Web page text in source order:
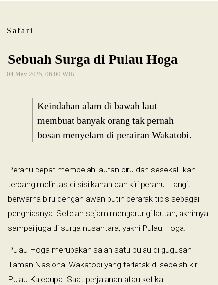
Safari
Sebuah Surga di Pulau Hoga
04 May 2025, 06:00 WIB
Keindahan alam di bawah laut
membuat banyak orang tak pernah
bosan menyelam di perairan Wakatobi.
Perahu cepat membelah lautan biru dan sesekali ikan
terbang melintas di sisi kanan dan kiri perahu. Langit
berwarna biru dengan awan putih berarak tipis sebagai
penghiasnya. Setelah sejam mengarungi lautan, akhirnya
sampai juga di surga nusantara, yakni Pulau Hoga.
Pulau Hoga merupakan salah satu pulau di gugusan
Taman Nasional Wakatobi yang terletak di sebelah kiri
Pulau Kaledupa. Saat perjalanan atau ketika